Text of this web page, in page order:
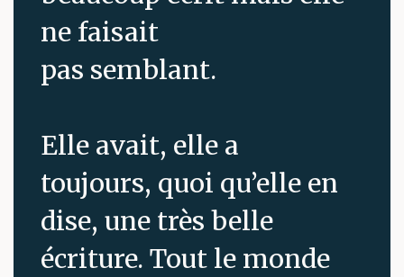
ne faisait
pas semblant.
Elle avait, elle a
toujours, quoi qu’elle en
dise, une très belle
écriture. Tout le monde